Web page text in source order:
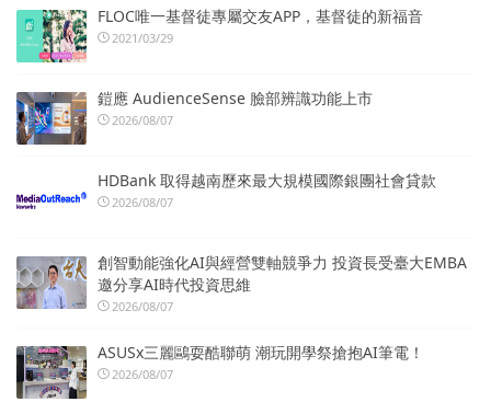
FLOC唯一基督徒專屬交友APP，基督徒的新福音
2021/03/29
鎧應 AudienceSense 臉部辨識功能上市
2026/08/07
HDBank 取得越南歷來最大規模國際銀團社會貸款
2026/08/07
創智動能強化AI與經營雙軸競爭力 投資長受臺大EMBA
邀分享AI時代投資思維
2026/08/07
ASUSx三麗鷗耍酷聯萌 潮玩開學祭搶抱AI筆電！
2026/08/07